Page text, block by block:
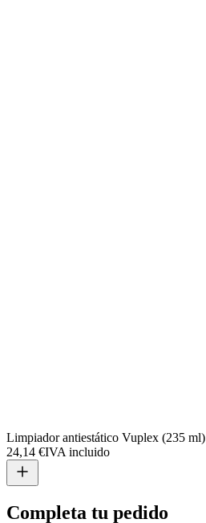
Limpiador antiestático Vuplex (235 ml)
24,14 €IVA incluido
Completa tu pedido